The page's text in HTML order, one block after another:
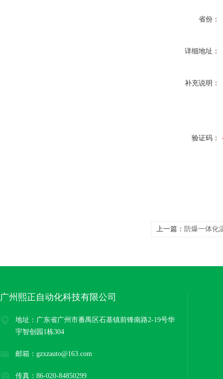
省份：
详细地址：
补充说明：
验证码：
上一篇： 防爆一体化
广州熙正自动化科技有限公司
地址：广东省广州市番禺区石基镇前锋南路2-19号华
宇智创园1栋304
邮箱：gzxzauto@163.com
传真：86-020-84850299